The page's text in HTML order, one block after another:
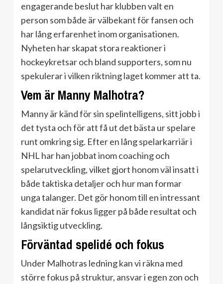
engagerande beslut har klubben valt en
person som både är välbekant för fansen och
har lång erfarenhet inom organisationen.
Nyheten har skapat stora reaktioner i
hockeykretsar och bland supporters, som nu
spekulerar i vilken riktning laget kommer att ta.
Vem är Manny Malhotra?
Manny är känd för sin spelintelligens, sitt jobb i
det tysta och för att få ut det bästa ur spelare
runt omkring sig. Efter en lång spelarkarriär i
NHL har han jobbat inom coaching och
spelarutveckling, vilket gjort honom väl insatt i
både taktiska detaljer och hur man formar
unga talanger. Det gör honom till en intressant
kandidat när fokus ligger på både resultat och
långsiktig utveckling.
Förväntad spelidé och fokus
Under Malhotras ledning kan vi räkna med
större fokus på struktur, ansvar i egen zon och